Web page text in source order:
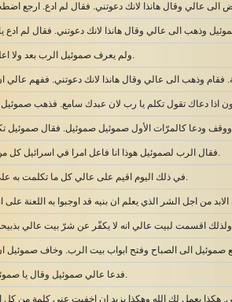
ولم يعرف صموئيل الرب بعد ولا اعلن له كلام الرب بعد.
فقال الرب لصموئيل هوذا انا فاعل امرا في اسرائيل كل من سمع به تطنّ اذناه.
في ذلك اليوم اقيم على عالي كل ما تكلمت به على بيته. ابتدئ واكمّل.
ولذلك اقسمت لبيت عالي انه لا يكفّر عن شرّ بيت عالي بذبيحة
فدعا عالي صموئيل وقال يا صموئيل ابني. فقال هانذا.